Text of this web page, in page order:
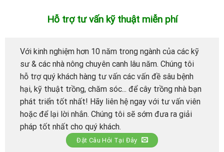
Hỗ trợ tư vấn kỹ thuật miễn phí
Với kinh nghiệm hơn 10 năm trong ngành của các kỹ
sư & các nhà nông chuyên canh lâu năm. Chúng tôi
hỗ trợ quý khách hàng tư vấn các vấn đề sâu bệnh
hại, kỹ thuật trồng, chăm sóc... để cây trồng nhà bạn
phát triển tốt nhất! Hãy liên hệ ngay với tư vấn viên
hoặc để lại lời nhắn. Chúng tôi sẽ sớm đưa ra giải
pháp tốt nhất cho quý khách.
Đặt Câu Hỏi Tại Đây